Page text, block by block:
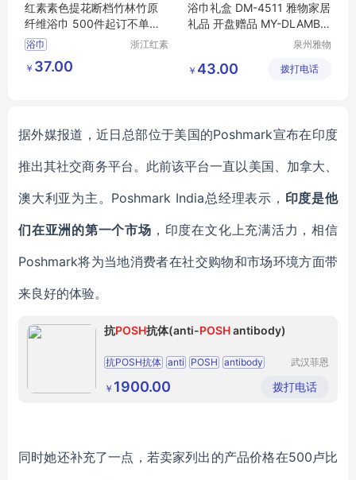
红素素色提花断档竹林竹原
纤维浴巾 500件起订不单独
零售
浴巾
浙江红素
￥ 37.00
浴巾礼盒 DM-4511 雅物家居
礼品 开盘赠品 MY-DLAMBN
泉州雅物
公司
￥ 43.00 拨打电话
据外媒报道，近日总部位于美国的Poshmark宣布在印度
推出其社交商务平台。 此前该平台一直以美国、加拿大、
澳大利亚为主。 Poshmark India总经理表示， 印度是他
们在亚洲的第一个市场 ，印度在文化上充满活力 ，相信
Poshmark将为当地消费者在社交购物和市场环境方面带
来良好的体验。
抗POSH抗体(anti-POSHantibody)
抗POSH抗体 anti POSH antibody
POSH抗体
抗POSH
武汉菲恩
有限公司
￥ 1900.00 拨打电话
同时她还补充了一点 ， 若卖家列出的产品价格在500卢比